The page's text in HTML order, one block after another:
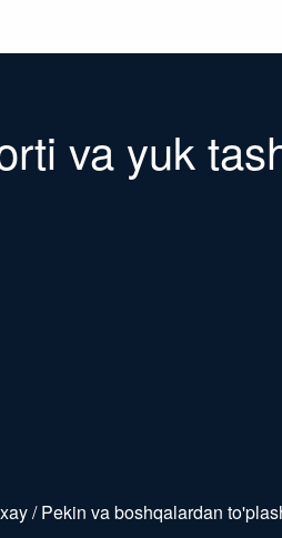
va yuk
/ Pekin va boshqalardan